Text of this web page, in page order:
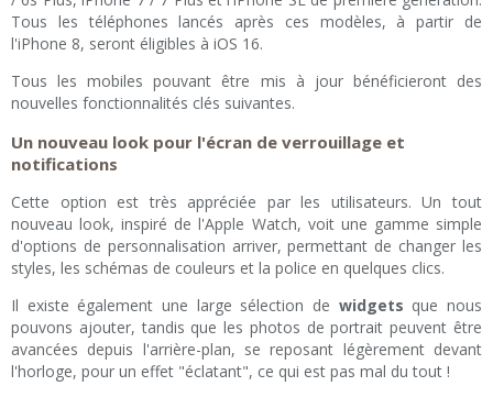
Tous les téléphones lancés après ces modèles, à partir de
l'iPhone 8, seront éligibles à iOS 16.
Tous les mobiles pouvant être mis à jour bénéficieront des
nouvelles fonctionnalités clés suivantes.
Un nouveau look pour l'écran de verrouillage et
notifications
Cette option est très appréciée par les utilisateurs. Un tout
nouveau look, inspiré de l'Apple Watch, voit une gamme simple
d'options de personnalisation arriver, permettant de changer les
styles, les schémas de couleurs et la police en quelques clics.
Il existe également une large sélection de widgets que nous
pouvons ajouter, tandis que les photos de portrait peuvent être
avancées depuis l'arrière-plan, se reposant légèrement devant
l'horloge, pour un effet "éclatant", ce qui est pas mal du tout !